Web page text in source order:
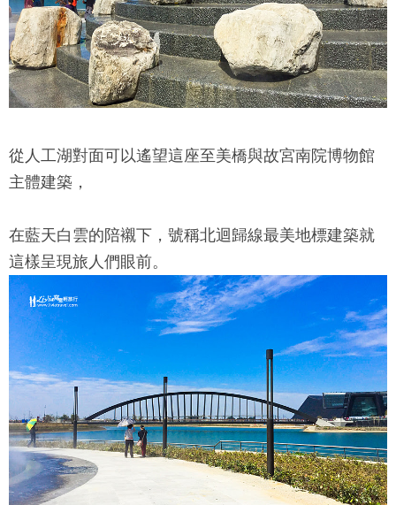
從人工湖對面可以遙望這座至美橋與故宮南院博物館
主體建築，
在藍天白雲的陪襯下，號稱北迴歸線最美地標建築就
這樣呈現旅人們眼前。